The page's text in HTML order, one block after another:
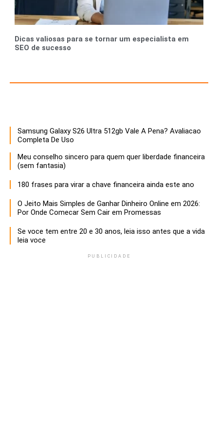
Dicas valiosas para se tornar um especialista em
SEO de sucesso
Samsung Galaxy S26 Ultra 512gb Vale A Pena? Avaliacao
Completa De Uso
Meu conselho sincero para quem quer liberdade financeira
(sem fantasia)
180 frases para virar a chave financeira ainda este ano
O Jeito Mais Simples de Ganhar Dinheiro Online em 2026:
Por Onde Comecar Sem Cair em Promessas
Se voce tem entre 20 e 30 anos, leia isso antes que a vida
leia voce
PUBLICIDADE